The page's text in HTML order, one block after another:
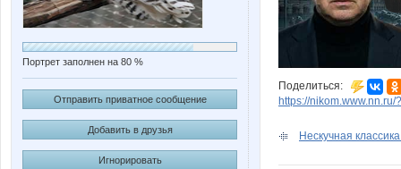
Портрет заполнен на 80 %
Отправить приватное сообщение
Добавить в друзья
Игнорировать
Поделиться:
https://nikom.www.nn.ru/
Нескучная